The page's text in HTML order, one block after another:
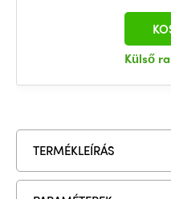
Külső
TERMÉKLEÍRÁS